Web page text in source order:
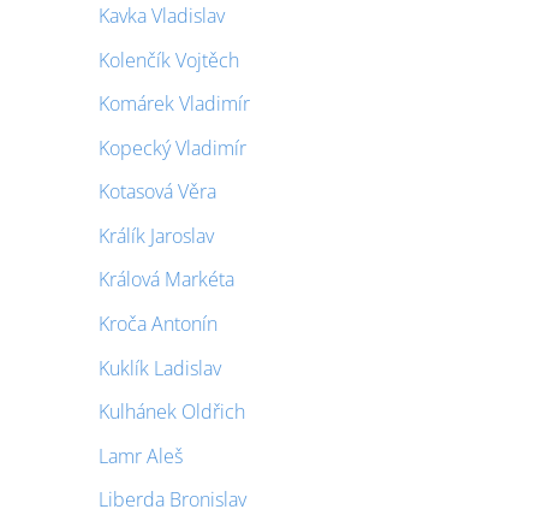
Kavka Vladislav
Kolenčík Vojtěch
Komárek Vladimír
Kopecký Vladimír
Kotasová Věra
Králík Jaroslav
Králová Markéta
Kroča Antonín
Kuklík Ladislav
Kulhánek Oldřich
Lamr Aleš
Liberda Bronislav